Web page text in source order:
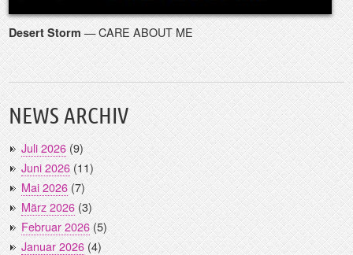
Desert Storm— CARE ABOUT ME
NEWS ARCHIV
Juli 2026(9)
Juni 2026(11)
Mai 2026(7)
März 2026(3)
Februar 2026(5)
Januar 2026(4)